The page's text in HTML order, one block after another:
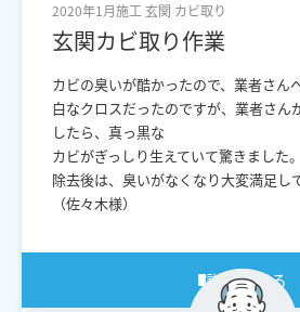
2020年1月施工 玄関 カビ取り
玄関カビ取り作業
カビの臭いが酷かったので、業者さん
白なクロスだったのですが、業者さん
したら、真っ黒な
カビがぎっしり生えていて驚きました。
除去後は、臭いがなくなり大変満足し
（佐々木様）
詳細を見る